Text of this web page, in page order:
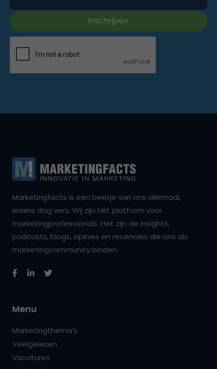
Marketingfacts is een beetje van ons allemaal,
iedere dag vers. Wij zijn hét platform voor
marketingprofessionals. Het zijn de insights,
podcasts, blogs, opinies en recencies die ons als
marketingcommunity binden.
Menu
Marketingthema’s
Veelgelezen
Vacatures